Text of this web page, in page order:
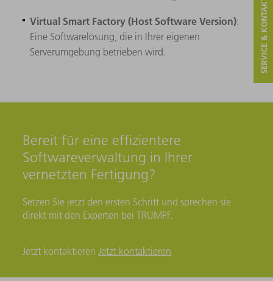
Virtual Smart Factory (Host Software Version):
Eine Softwarelösung, die in Ihrer eigenen
Serverumgebung betrieben wird.
Bereit für eine effizientere
Softwareverwaltung in Ihrer
vernetzten Fertigung?
Setzen Sie jetzt den ersten Schritt und sprechen sie
direkt mit den Experten bei TRUMPF.
Jetzt kontaktieren Jetzt kontaktieren
SERVICE & KONTAKT